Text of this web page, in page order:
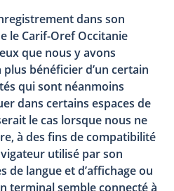
dans son
le Carif-Oref Occitanie
que nous y avons
bénéficier d’un certain
qui sont néanmoins
dans certains espaces de
le cas lorsque nous ne
à des fins de compatibilité
utilisé par son
de langue et d’affichage ou
terminal semble connecté à